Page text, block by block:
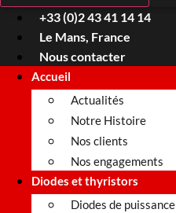
+33 (0)2 43 41 14 14
Le Mans, France
Nous contacter
Accueil
Actualités
Notre Histoire
Nos clients
Nos engagements
Diodes et thyristors
Diodes de puissance